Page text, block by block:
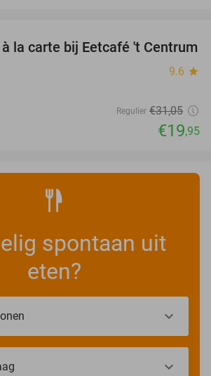
36%
la carte bij Eetcafé 't Centrum
9.6 star
Regulier €31,05
€19,95
spontaan uit
eten?